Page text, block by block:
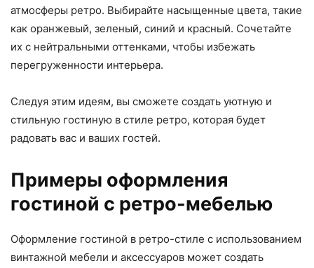
атмосферы ретро. Выбирайте насыщенные цвета, такие
как оранжевый, зеленый, синий и красный. Сочетайте
их с нейтральными оттенками, чтобы избежать
перегруженности интерьера.
Следуя этим идеям, вы сможете создать уютную и
стильную гостиную в стиле ретро, которая будет
радовать вас и ваших гостей.
Примеры оформления
гостиной с ретро-мебелью
Оформление гостиной в ретро-стиле с использованием
винтажной мебели и аксессуаров может создать